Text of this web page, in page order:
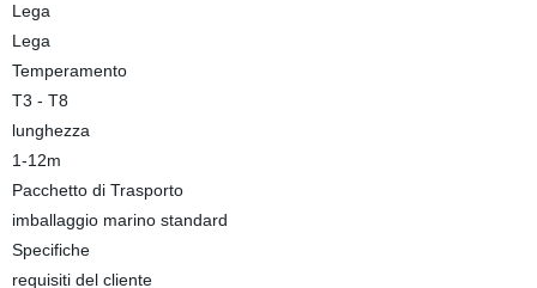
Lega
Lega
Temperamento
T3 - T8
lunghezza
1-12m
Pacchetto di Trasporto
imballaggio marino standard
Specifiche
requisiti del cliente